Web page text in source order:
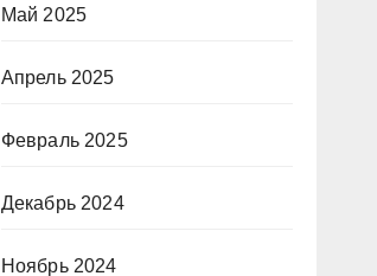
Май 2025
Апрель 2025
Февраль 2025
Декабрь 2024
Ноябрь 2024